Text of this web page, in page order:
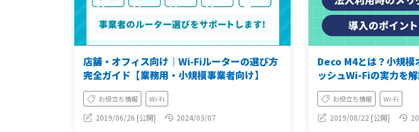
店舗・オフィス向け｜Wi‑Fiルーターの選び方
完全ガイド【業務用・小規模事業者向け】
お役立ち情報 Wi-Fi
2019/06/26 [公開] 2024/03/07
Deco M4とは？小規模
ッシュWi-Fiの実力を
お役立ち情報 Wi-Fi
2019/08/22 [公開]